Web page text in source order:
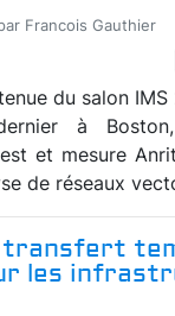
Francois Gauthier
du salon
à
et mesure
de réseaux
les